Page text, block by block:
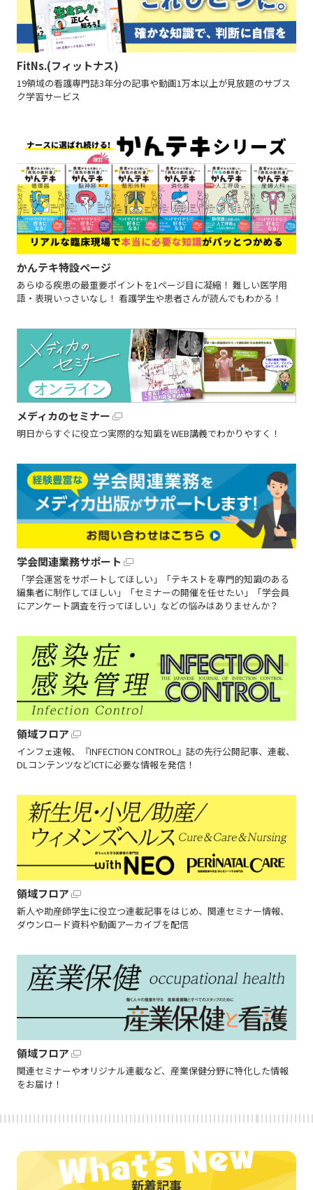
FitNs.(フィットナス)
19領域の看護専門誌3年分の記事や動画1万本以上が見放題のサブス
ク学習サービス
かんテキ特設ページ
あらゆる疾患の最重要ポイントを1ページ目に凝縮！ 難しい医学用
語・表現いっさいなし！ 看護学生や患者さんが読んでもわかる！
メディカのセミナー
明日からすぐに役立つ実際的な知識をWEB講義でわかりやすく！
学会関連業務サポート
「学会運営をサポートしてほしい」「テキストを専門的知識のある
編集者に制作してほしい」「セミナーの開催を任せたい」「学会員
にアンケート調査を行ってほしい」などの悩みはありませんか？
領域フロア
インフェ速報、『INFECTION CONTROL』誌の先行公開記事、連載、
DLコンテンツなどICTに必要な情報を発信！
領域フロア
新人や助産師学生に役立つ連載記事をはじめ、関連セミナー情報、
ダウンロード資料や動画アーカイブを配信
領域フロア
関連セミナーやオリジナル連載など、産業保健分野に特化した情報
をお届け！
新着記事